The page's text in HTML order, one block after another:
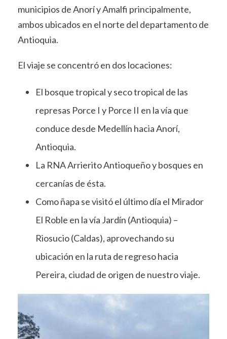
municipios de Anorí y Amalfi principalmente,
ambos ubicados en el norte del departamento de
Antioquia.
El viaje se concentró en dos locaciones:
El bosque tropical y seco tropical de las
represas Porce I y Porce II en la vía que
conduce desde Medellín hacia Anorí,
Antioquia.
La RNA Arrierito Antioqueño y bosques en
cercanías de ésta.
Como ñapa se visitó el último día el Mirador
El Roble en la vía Jardín (Antioquia) –
Riosucio (Caldas), aprovechando su
ubicación en la ruta de regreso hacia
Pereira, ciudad de origen de nuestro viaje.